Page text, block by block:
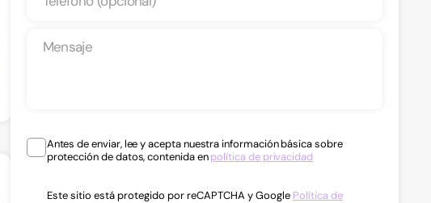
Antes de enviar, lee y acepta nuestra información básica sobre
protección de datos, contenida enpolítica de privacidad
Este sitio está protegido por reCAPTCHA y Google Política de